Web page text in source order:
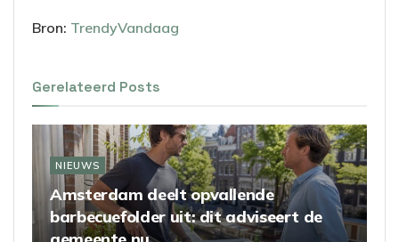
Bron: TrendyVandaag
Gerelateerd Posts
NIEUWS
Amsterdam deelt opvallende
barbecuefolder uit: dit adviseert de